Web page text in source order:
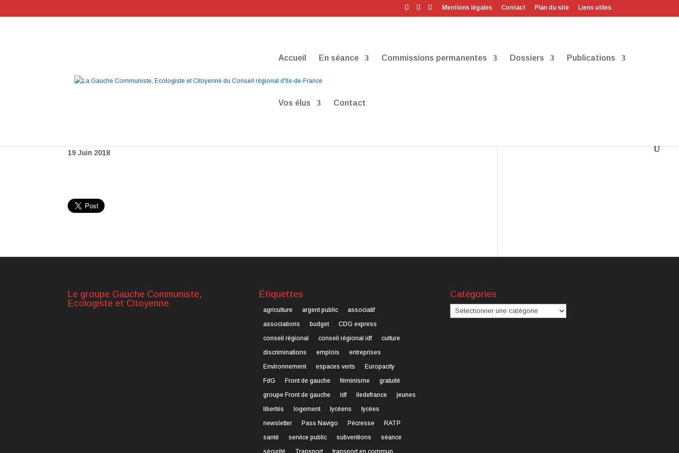
Mentions légales Contact Plan du site Liens utiles
Accueil En séance Commissions permanentes Dossiers Publications
Vos élus Contact
19 Juin 2018
Le groupe Gauche Communiste,
Ecologiste et Citoyenne
Étiquettes
agriculture argent public
associatif
associations
budget
CDG express
conseil régional
conseil régional idf
culture
discriminations
emplois
entreprises
Environnement
espaces verts
Europacity
FdG
Front de gauche féminisme
gratuité
groupe Front de gauche
idf iledefrance
jeunes
libertés
logement lycéens
lycées
newsletter
Pass Navigo Pécresse
RATP
santé
service public subventions
séance
sécurité
Transport transport en commun
Catégories
Catégories